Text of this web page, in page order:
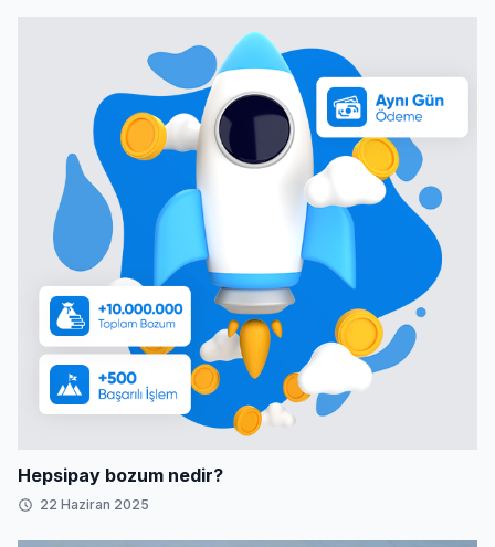
Hepsipay bozum nedir?
22 Haziran 2025